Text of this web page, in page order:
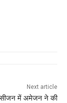
Next article
में अमेजन ने की